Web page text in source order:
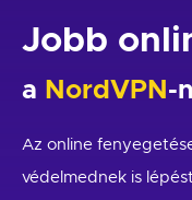
Jobb
a NordVPN -
Az online
védelmednek is